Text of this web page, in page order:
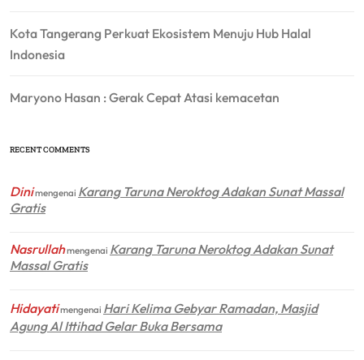
Kota Tangerang Perkuat Ekosistem Menuju Hub Halal
Indonesia
Maryono Hasan : Gerak Cepat Atasi kemacetan
RECENT COMMENTS
Dinimengenai Karang Taruna Neroktog Adakan Sunat Massal
Gratis
Nasrullahmengenai Karang Taruna Neroktog Adakan Sunat
Massal Gratis
Hidayatimengenai Hari Kelima Gebyar Ramadan, Masjid
Agung Al Ittihad Gelar Buka Bersama